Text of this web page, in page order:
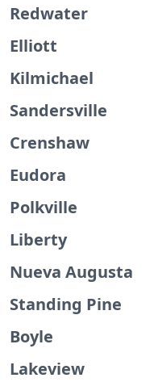
Redwater
Elliott
Kilmichael
Sandersville
Crenshaw
Eudora
Polkville
Liberty
Nueva Augusta
Standing Pine
Boyle
Lakeview